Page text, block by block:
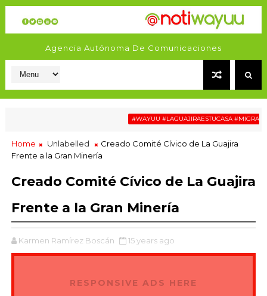
Agencia Autónoma De Comunicaciones
#WAYUU #LAGUAJIRAESTUCASA #MIGRACIÓN
Home Unlabelled
Creado Comité Cívico de La Guajira
Frente a la Gran Minería
Creado Comité Cívico de La Guajira
Frente a la Gran Minería
Karmen Ramírez Boscán 15 years ago
RESPONSIVE ADS HERE